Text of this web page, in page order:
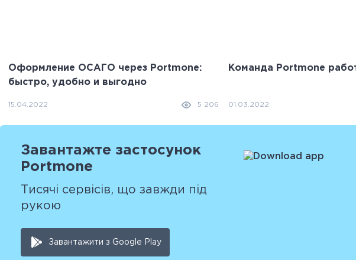
Оформление ОСАГО через Portmone:
быстро, удобно и выгодно
15.04.2022 5 206
Команда Portmone
01.03.2022
Завантажте застосунок
Portmone
Тисячі сервісів, що завжди під
рукою
Завантажити з Google Play